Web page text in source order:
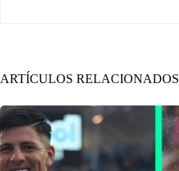
ARTÍCULOS RELACIONADOS